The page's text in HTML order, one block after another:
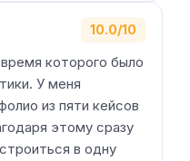
10.0/10
которого было
У меня
из пяти кейсов
этому сразу
в одну